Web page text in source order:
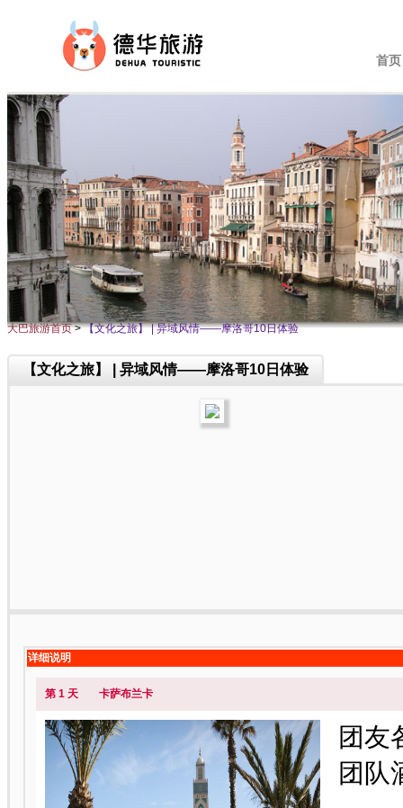
首页
大巴旅游首页>【文化之旅】 | 异域风情——摩洛哥10日体验
【文化之旅】 | 异域风情——摩洛哥10日体验
详细说明
第 1 天 卡萨布兰卡
团友
团队